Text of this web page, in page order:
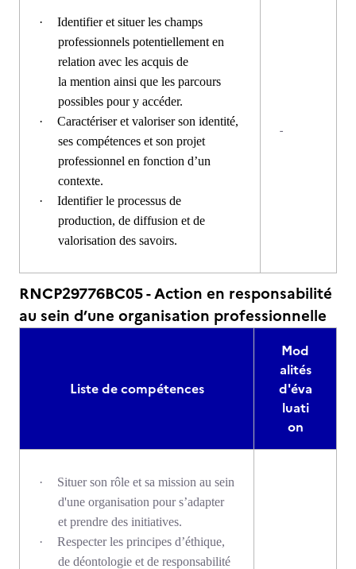
·
Identifier et situer les champs
professionnels potentiellement en
relation avec les acquis de
la mention ainsi que les parcours
possibles pour y accéder.
·
Caractériser et valoriser son identité,
ses compétences et son projet
professionnel en fonction d’un
contexte.
·
Identifier le processus de
production, de diffusion et de
valorisation des savoirs.
-
RNCP29776BC05 - Action en responsabilité
au sein d’une organisation professionnelle
Liste de compétences
Mod
alités
d'éva
luati
on
·
Situer son rôle et sa mission au sein
d'une organisation pour s’adapter
et prendre des initiatives.
·
Respecter les principes d’éthique,
de déontologie et de responsabilité